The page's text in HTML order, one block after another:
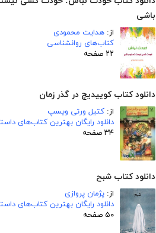
باشی
از: هدایت محمودی
کتاب‌های روانشناسی
۲۲ صفحه
دانلود کتاب کوییدیچ در گذر زمان
از: کتیل ورتی ویسپ
دانلود رایگان بهترین کتاب‌های
۳۴ صفحه
دانلود کتاب شبح
از: پژمان پروازی
دانلود رایگان بهترین کتاب‌های
۵۰ صفحه